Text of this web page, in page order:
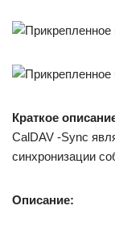
Краткое
CalDAV -Sync
синхронизации
Описание: